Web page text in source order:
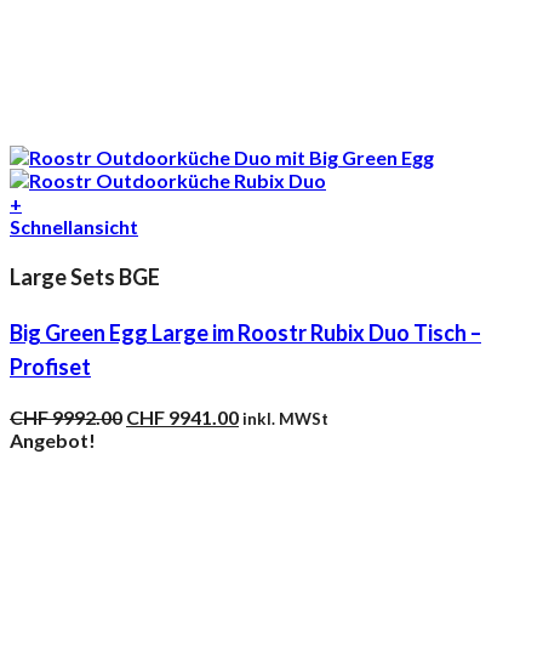
+
Schnellansicht
Large Sets BGE
Big Green Egg Large im Roostr Rubix Duo Tisch –
Profiset
CHF9992.00 Ursprünglicher
CHF 9941.00Aktueller
inkl. MWSt
Angebot!